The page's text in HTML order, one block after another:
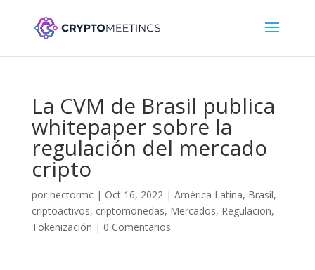
La CVM de Brasil publica
whitepaper sobre la
regulación del mercado
cripto
por hectormc| Oct 16, 2022| América Latina, Brasil,
criptoactivos, criptomonedas, Mercados, Regulacion,
Tokenización | 0 Comentarios